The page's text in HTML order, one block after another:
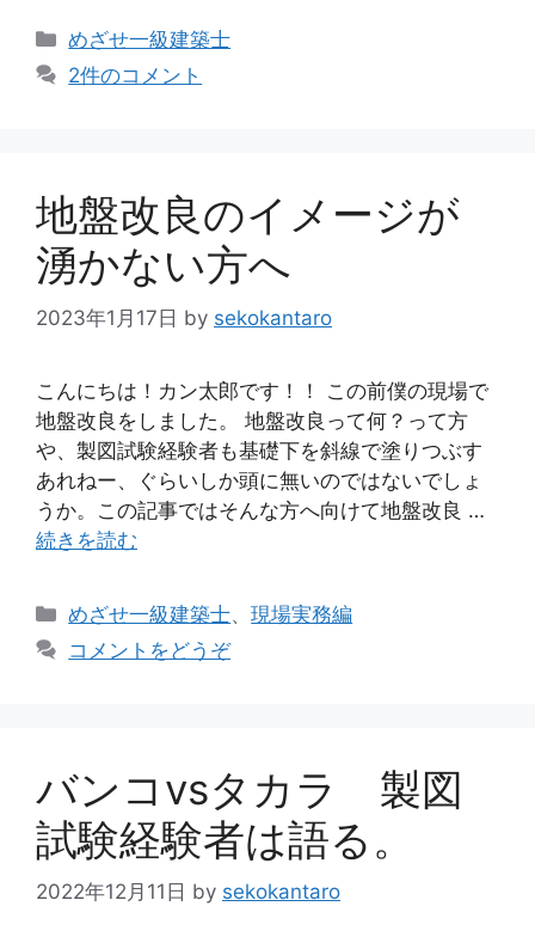
カ
テ
めざせ一級建築士
2件のコメント
地盤改良のイメージが
湧かない方へ
2023年1月17日 by sekokantaro
こんにちは！カン太郎です！！ この前僕の現場で
地盤改良をしました。 地盤改良って何？って方
や、製図試験経験者も基礎下を斜線で塗りつぶす
あれねー、ぐらいしか頭に無いのではないでしょ
うか。この記事ではそんな方へ向けて地盤改良 …
続きを読む
カ
めざせ一級建築士、現場実務編
コメントをどうぞ
バンコvsタカラ 製図
試験経験者は語る。
2022年12月11日 by sekokantaro